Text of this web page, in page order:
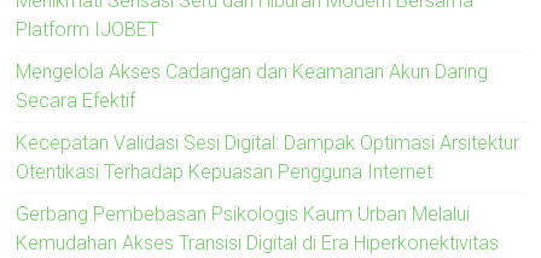
Platform IJOBET
Mengelola Akses Cadangan dan Keamanan Akun Daring
Secara Efektif
Kecepatan Validasi Sesi Digital: Dampak Optimasi Arsitektur
Otentikasi Terhadap Kepuasan Pengguna Internet
Gerbang Pembebasan Psikologis Kaum Urban Melalui
Kemudahan Akses Transisi Digital di Era Hiperkonektivitas